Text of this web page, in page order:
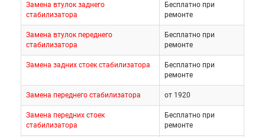
Замена втулок заднего
стабилизатора
Бесплатно при
ремонте
Замена втулок переднего
стабилизатора
Бесплатно при
ремонте
Замена задних стоек стабилизатора
Бесплатно при
ремонте
Замена переднего стабилизатора от 1920
Замена передних стоек
стабилизатора
Бесплатно при
ремонте